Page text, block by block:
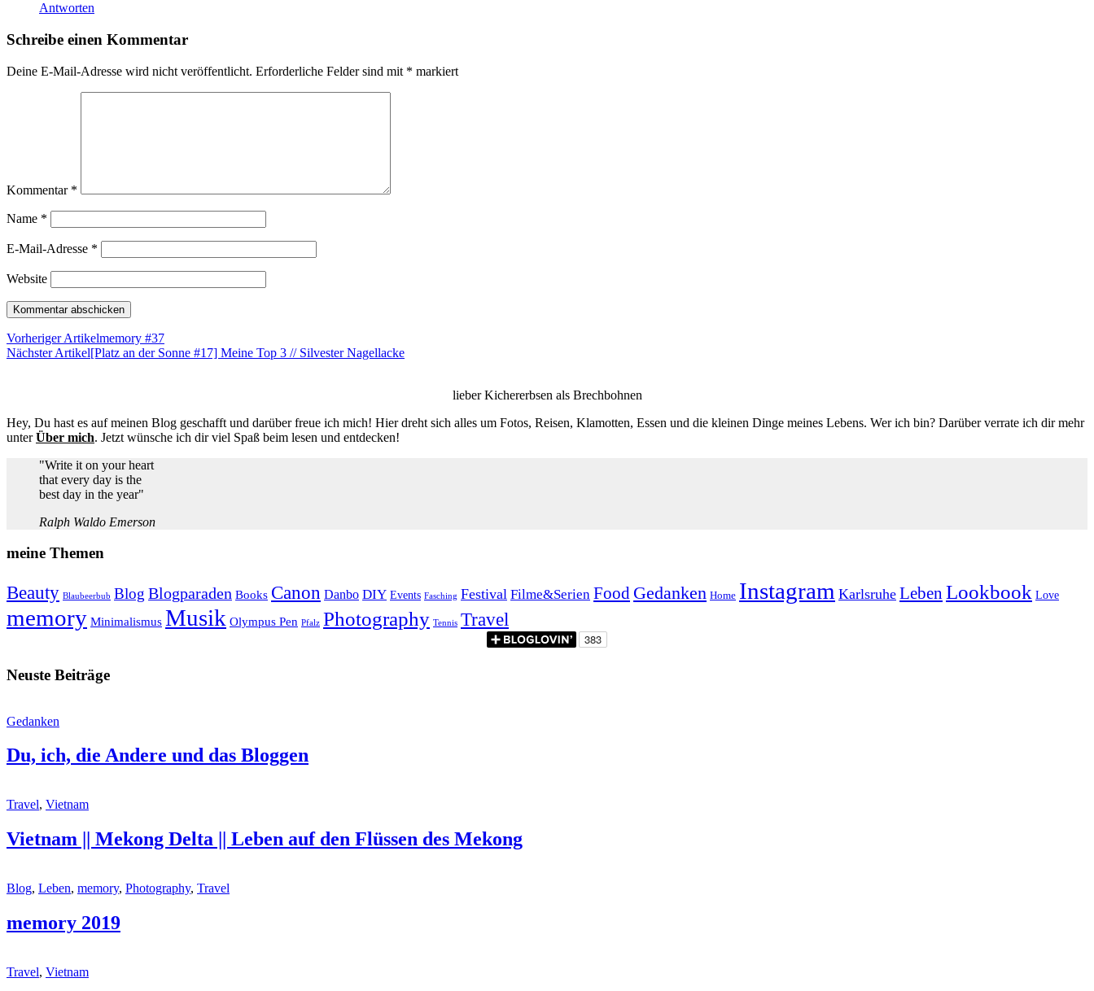
Antworten
Schreibe einen Kommentar
Deine E-Mail-Adresse wird nicht veröffentlicht. Erforderliche Felder sind mit * markiert
Kommentar *
Name *
E-Mail-Adresse *
Website
Vorheriger Artikelmemory #37
Nächster Artikel[Platz an der Sonne #17] Meine Top 3 // Silvester Nagellacke
lieber Kichererbsen als Brechbohnen
Hey, Du hast es auf meinen Blog geschafft und darüber freue ich mich! Hier dreht sich alles um Fotos, Reisen, Klamotten, Essen und die kleinen Dinge meines Lebens. Wer ich bin? Darüber verrate ich dir mehr
unterÜber mich. Jetzt wünsche ich dir viel Spaß beim lesen und entdecken!
"Write it on your heart
that every day is the
best day in the year"
Ralph Waldo Emerson
meine Themen
Beauty Blaubeerbub Blog Blogparaden Books Canon Danbo DIY Events Fasching Festival Filme&Serien Food Gedanken Home Instagram Karlsruhe Leben Lookbook Love
memory Minimalismus Musik Olympus Pen Pfalz Photography Tennis Travel
Neuste Beiträge
Gedanken
Du, ich, die Andere und das Bloggen
Travel, Vietnam
Vietnam || Mekong Delta || Leben auf den Flüssen des Mekong
Blog, Leben, memory, Photography, Travel
memory 2019
Travel, Vietnam